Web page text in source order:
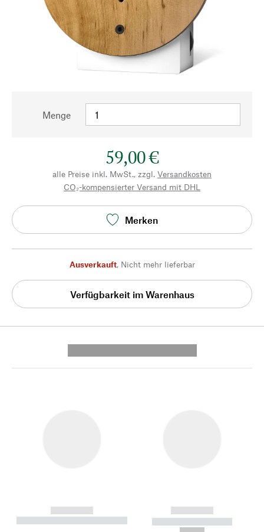
Menge
59,00 €
alle Preise inkl. MwSt., zzgl. Versandkosten
CO₂-kompensierter Versand mit DHL
Merken
Ausverkauft, Nicht mehr lieferbar
Verfügbarkeit im Warenhaus
------------
----------- ----------- --------
------------
----------- -----------